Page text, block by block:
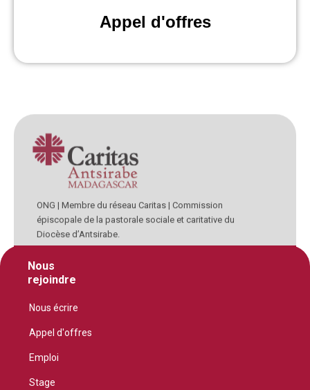
Appel d'offres
ONG | Membre du réseau Caritas | Commission
épiscopale de la pastorale sociale et caritative du
Diocèse d’Antsirabe.
Nous
rejoindre
Nous écrire
Appel d'offres
Emploi
Stage